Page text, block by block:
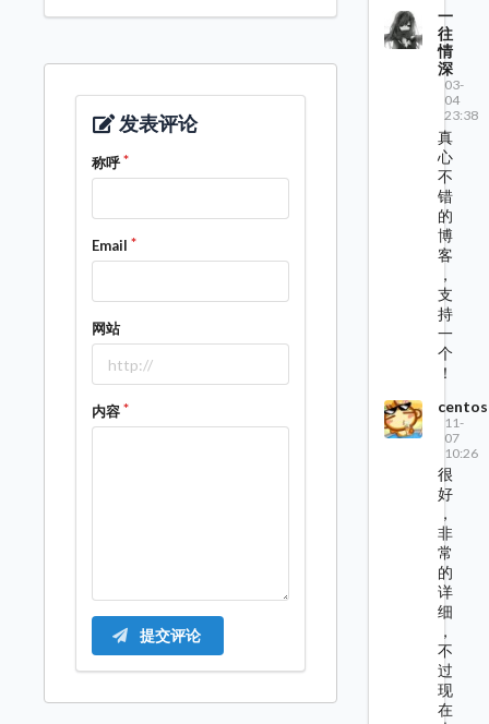
发表评论
称呼
Email
网站
内容
提交评论
一
往
情
深
03-
04
23:38
真
心
不
错
的
博
客
，
支
持
一
个
！
centos
11-
07
10:26
很
好
，
非
常
的
详
细
，
不
过
现
在